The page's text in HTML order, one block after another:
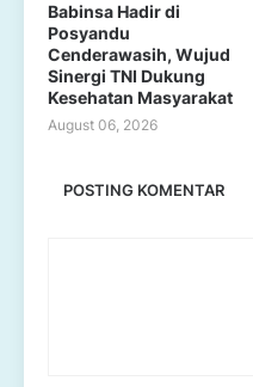
Babinsa Hadir di
Posyandu
Cenderawasih, Wujud
Sinergi TNI Dukung
Kesehatan Masyarakat
August 06, 2026
POSTING KOMENTAR